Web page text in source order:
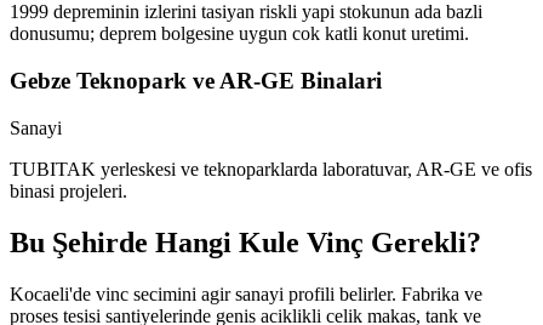
1999 depreminin izlerini tasiyan riskli yapi stokunun ada bazli
donusumu; deprem bolgesine uygun cok katli konut uretimi.
Gebze Teknopark ve AR-GE Binalari
Sanayi
TUBITAK yerleskesi ve teknoparklarda laboratuvar, AR-GE ve ofis
binasi projeleri.
Bu Şehirde Hangi Kule Vinç Gerekli?
Kocaeli'de vinc secimini agir sanayi profili belirler. Fabrika ve
proses tesisi santiyelerinde genis aciklikli celik makas, tank ve